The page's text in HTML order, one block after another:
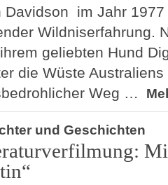
Davidson im Jahr
Wildniserfahrung.
geliebten Hund
die Wüste
Weg …
und Geschichten